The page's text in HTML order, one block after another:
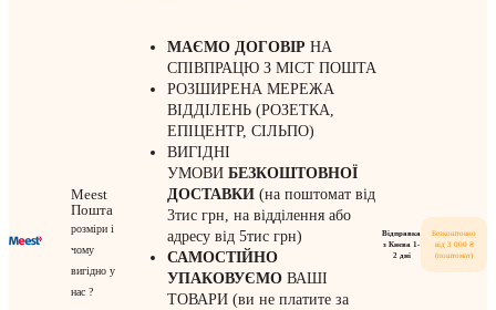
Meest
Пошта
розміри і
чому
вигідно у
нас ?
МАЄМО ДОГОВІР НА
СПІВПРАЦЮ З МІСТ ПОШТА
РОЗШИРЕНА МЕРЕЖА
ВІДДІЛЕНЬ (РОЗЕТКА,
ЕПІЦЕНТР, СІЛЬПО)
ВИГІДНІ
УМОВИ БЕЗКОШТОВНОЇ
ДОСТАВКИ(на поштомат від
3тис грн, на відділення або
адресу від 5тис грн)
САМОСТІЙНО
УПАКОВУЄМОВАШІ
ТОВАРИ (ви не платите за
Відправка
з Києва 1-
2 дні
Безкоштовно
від 3 000 ₴
(поштомат)